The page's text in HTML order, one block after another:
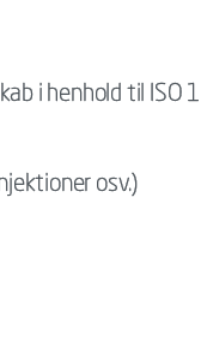
i henhold til ISO
osv.)